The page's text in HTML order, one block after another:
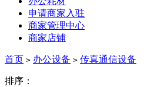
申请商家入驻
商家管理中心
商家店铺
首页 > 办公设备 > 传真通信设备
排序：